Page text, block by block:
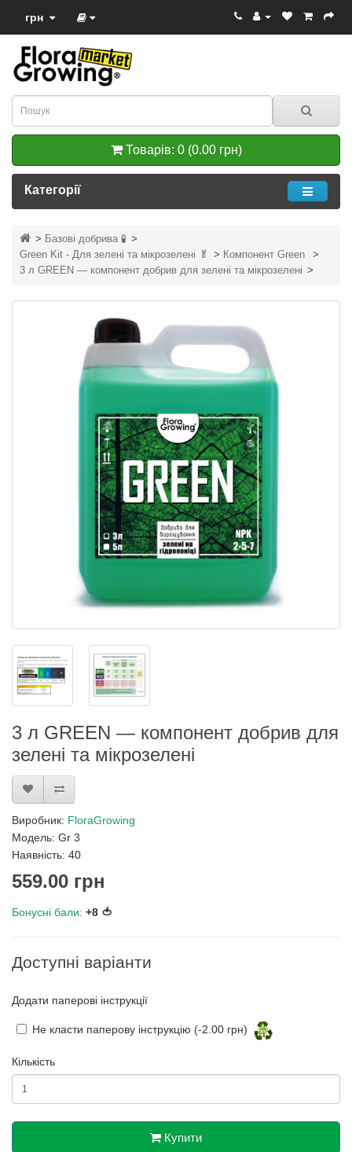
грн
Товарів: 0 (0.00 грн)
Категорії
Базові добрива 🧪
Green Kit - Для зелені та мікрозелені 🥬
Компонент Green
3 л GREEN — компонент добрив для зелені та мікрозелені
3 л GREEN — компонент добрив для
зелені та мікрозелені
Виробник: FloraGrowing
Модель: Gr 3
Наявність: 40
559.00 грн
Бонусні бали: +8 🍅
Доступні варіанти
Додати паперові інструкції
Не класти паперову інструкцію (-2.00 грн)
Кількість
Купити